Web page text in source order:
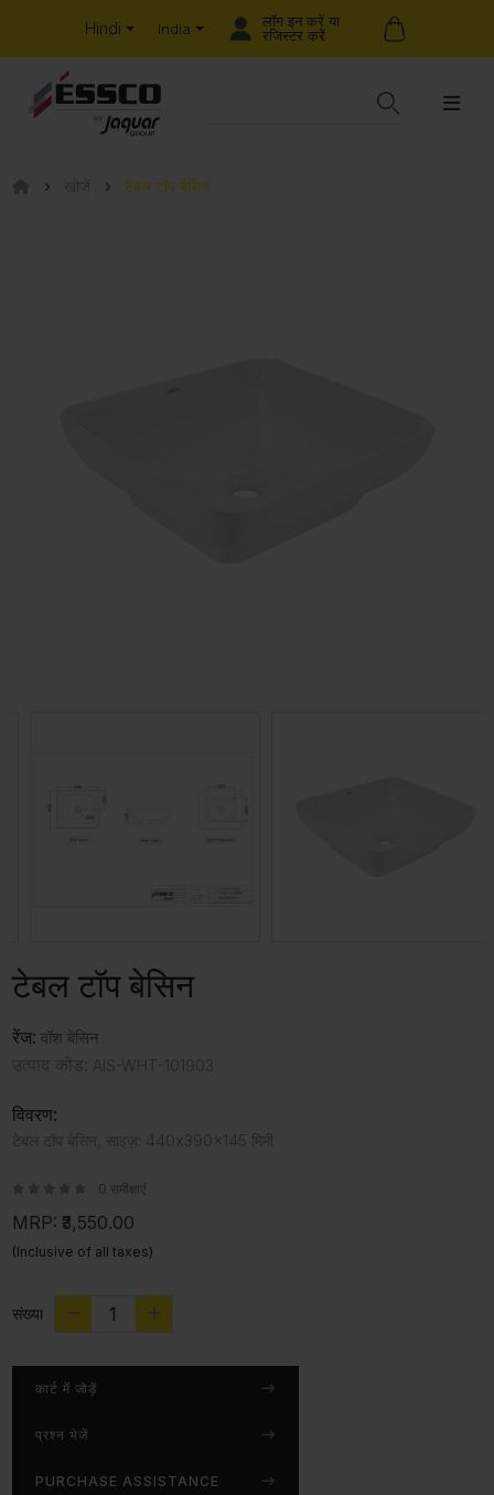
Hindi India
लॉग इन करें या
रजिस्टर करें
टेबल टॉप बेसिन
टेबल टॉप बेसिन
रेंज: वॉश बेसिन
विवरण:
0 समीक्षाएं
MRP: ₹3,550.00
(Inclusive of all taxes)
संख्या
कार्ट में जोड़ें
प्रश्न भेजें
PURCHASE ASSISTANCE